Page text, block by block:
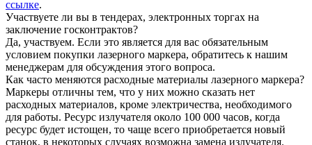
ссылке.
Участвуете ли вы в тендерах, электронных торгах на
заключение госконтрактов?
Да, участвуем. Если это является для вас обязательным
условием покупки лазерного маркера, обратитесь к нашим
менеджерам для обсуждения этого вопроса.
Как часто меняются расходные материалы лазерного маркера?
Маркеры отличны тем, что у них можно сказать нет
расходных материалов, кроме электричества, необходимого
для работы. Ресурс излучателя около 100 000 часов, когда
ресурс будет истощен, то чаще всего приобретается новый
станок, в некоторых случаях возможна замена излучателя.